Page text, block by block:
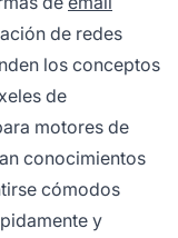
de redes
los conceptos
de
motores de
conocimientos
cómodos
y